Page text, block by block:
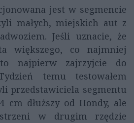
jest w segmencie
małych, miejskich aut z
Jeśli uznacie, że
większego, co najmniej
to najpierw zajrzyjcie do
temu testowałem
przedstawiciela segmentu
cm dłuższy od Hondy, ale
w drugim rzędzie